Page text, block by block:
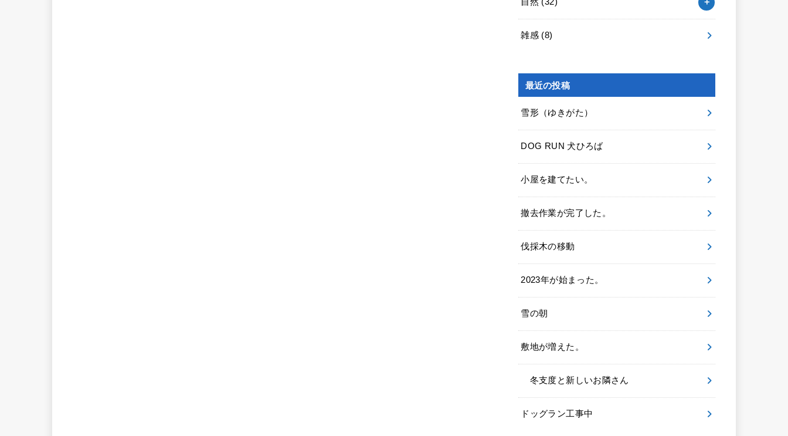
自然 (32)
雑感 (8)
最近の投稿
雪形（ゆきがた）
DOG RUN 犬ひろば
小屋を建てたい。
撤去作業が完了した。
伐採木の移動
2023年が始まった。
雪の朝
敷地が増えた。
冬支度と新しいお隣さん
ドッグラン工事中